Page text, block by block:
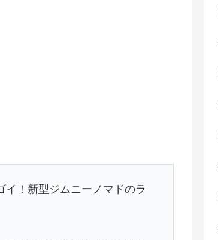
イ！新型ジムニーノマドのラ